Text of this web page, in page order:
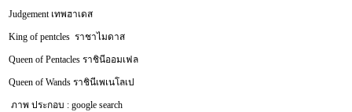
Judgement เทพฮาเดส
King of pentcles ราชาไมดาส
Queen of Pentacles ราชินีออมเฟล
Queen of Wands ราชินีเพเนโลเป
ภาพ ประกอบ : google search